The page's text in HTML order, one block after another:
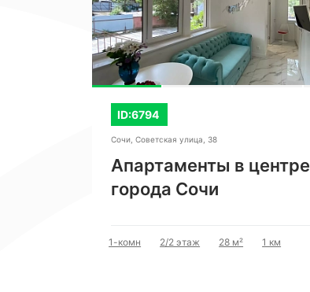
ID:6794
Сочи, Советская улица, 38
Апартаменты в центре
города Сочи
1-комн 2/2 этаж 28 м² 1 км